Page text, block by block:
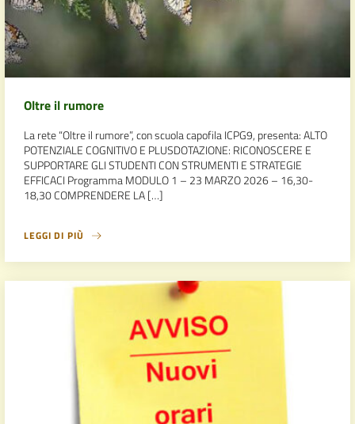
Oltre il rumore
La rete “Oltre il rumore”, con scuola capofila ICPG9, presenta: ALTO
POTENZIALE COGNITIVO E PLUSDOTAZIONE: RICONOSCERE E
SUPPORTARE GLI STUDENTI CON STRUMENTI E STRATEGIE
EFFICACI Programma MODULO 1 – 23 MARZO 2026 – 16,30-
18,30 COMPRENDERE LA […]
LEGGI DI PIÙ